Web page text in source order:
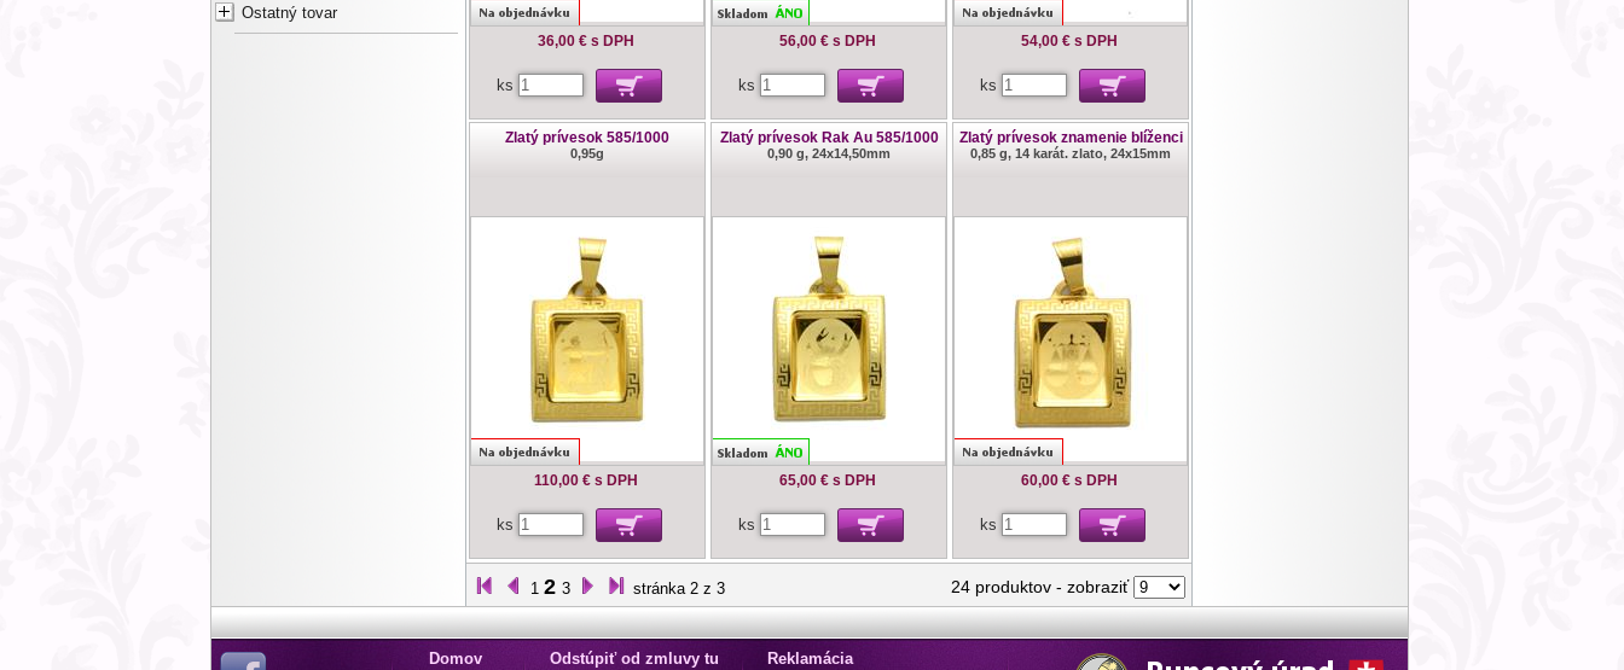
Ostatný tovar
36,00 € s DPH
ks
56,00 € s DPH
ks
54,00 € s DPH
ks
Zlatý prívesok 585/1000
0,95g
110,00 € s DPH
ks
Zlatý prívesok Rak Au 585/1000
0,90 g, 24x14,50mm
65,00 € s DPH
ks
Zlatý prívesok znamenie blíženci
0,85 g, 14 karát. zlato, 24x15mm
60,00 € s DPH
ks
1 2 3 stránka 2 z 3 24 produktov - zobraziť
Domov Odstúpiť od zmluvy tu Reklamácia